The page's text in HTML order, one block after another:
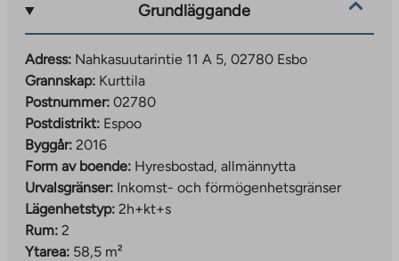
Grundläggande
Adress: Nahkasuutarintie 11 A 5, 02780 Esbo
Grannskap: Kurttila
Postnummer: 02780
Postdistrikt: Espoo
Byggår: 2016
Form av boende: Hyresbostad, allmännytta
Urvalsgränser: Inkomst- och förmögenhetsgränser
Lägenhetstyp: 2h+kt+s
Rum: 2
Ytarea: 58,5 m²